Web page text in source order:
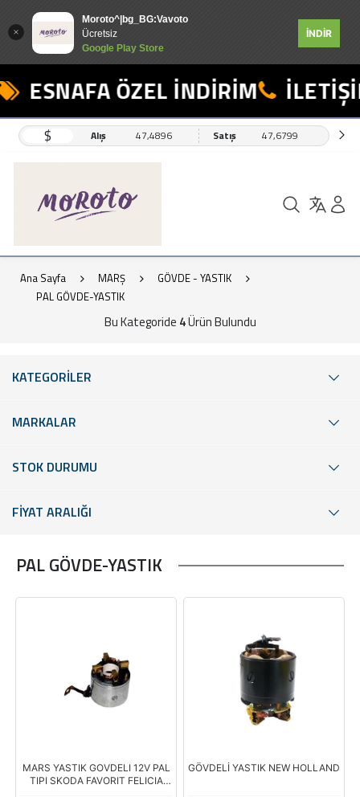
Moroto^|bg_BG:Vavoto
Ücretsiz
Google Play Store
İNDİR
ESNAFA ÖZEL İNDİRİM
$ Alış 47,4896 Satış 47,6799
Ana Sayfa MARŞ
GÖVDE - YASTIK
PAL GÖVDE-YASTIK
Bu Kategoride 4Ürün Bulundu
KATEGORİLER
MARKALAR
STOK DURUMU
FİYAT ARALIĞI
PAL GÖVDE-YASTIK
MARS YASTIK GOVDELI 12V PAL
TIPI SKODA FAVORIT FELICIA
GÖVDELİ YASTIK NEW HOLLAND